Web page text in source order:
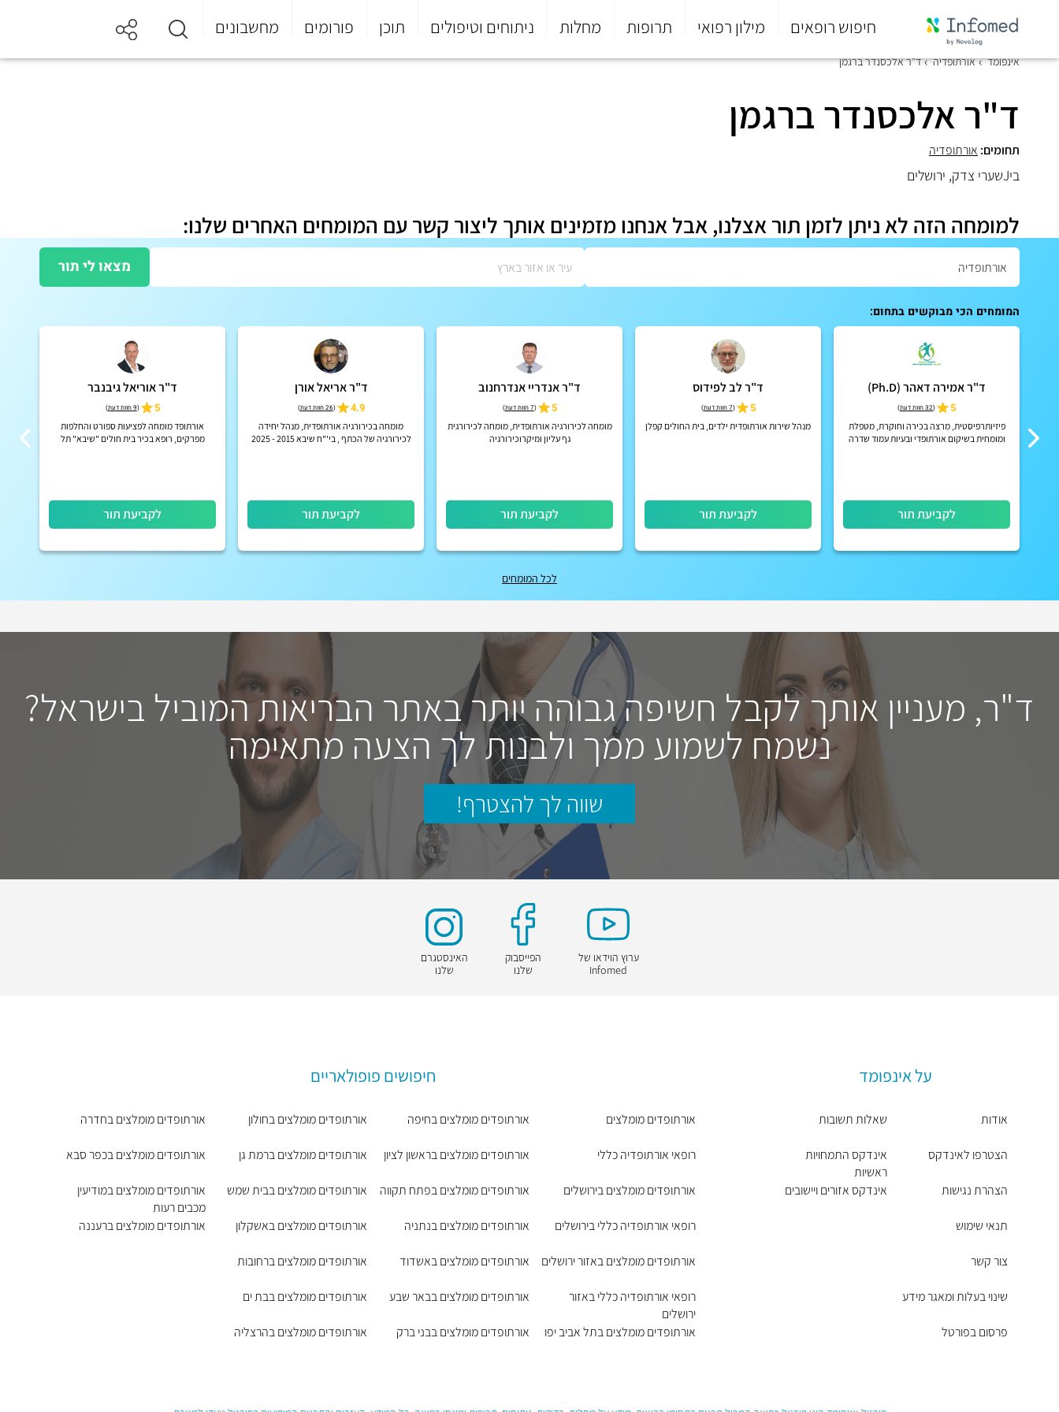
חיפוש רופאים מילון רפואי תרופות מחלות ניתוחים וטיפולים תוכן פורומים מחשבונים
סוף
אינפומד אורתופדיה ד"ר אלכסנדר ברגמן
ד"ר אלכסנדר ברגמן
תחומים: אורתופדיה
ביJשערי צדק, ירושלים
למומחה הזה לא ניתן לזמן תור אצלנו, אבל אנחנו מזמינים אותך ליצור קשר עם המומחים האחרים שלנו:
מצאו לי תור
המומחים הכי מבוקשים בתחום:
ד"ר אמירה דאהר (Ph.D)
5
(32 חוות דעת )
פיזיותרפיסטית, מרצה בכירה וחוקרת, מטפלת
ומומחית בשיקום אורתופדי ובעיות עמוד שדרה
לקביעת תור
ד"ר לב לפידוס
5
(7 חוות דעת )
מנהל שירות אורתופדית ילדים, בית החולים קפלן
לקביעת תור
ד"ר אנדריי אנדרחנוב
5
(7 חוות דעת )
מומחה לכירורגיה אורתופדית, מומחה לכירורגית
גף עליון ומיקרוכירורגיה
לקביעת תור
ד"ר אריאל אורן
4.9
(26 חוות דעת )
מומחה בכירורגיה אורתופדית, מנהל יחידה
לכירורגיה של הכתף , בי'"ח שיבא 2015 - 2025
לקביעת תור
ד"ר אוריאל גיבנבר
5
(9 חוות דעת )
אורתופד מומחה לפציעות ספורט והחלפות
מפרקים, רופא בכיר בית חולים "שיבא" תל
לקביעת תור
לכל המומחים
ד"ר, מעניין אותך לקבל חשיפה גבוהה יותר באתר הבריאות המוביל בישראל?
נשמח לשמוע ממך ולבנות לך הצעה מתאימה
שווה לך להצטרף!
ערוץ הוידאו של
Infomed
הפייסבוק
שלנו
האינסטגרם
שלנו
על אינפומד
אודות
הצטרפו לאינדקס
הצהרת נגישות
תנאי שימוש
צור קשר
שינוי בעלות ומאגר מידע
פרסום בפורטל
שאלות תשובות
אינדקס התמחויות
ראשיות
אינדקס אזורים ויישובים
חיפושים פופולאריים
אורתופדים מומלצים
רופאי אורתופדיה כללי
אורתופדים מומלצים בירושלים
רופאי אורתופדיה כללי בירושלים
אורתופדים מומלצים באזור ירושלים
רופאי אורתופדיה כללי באזור
ירושלים
אורתופדים מומלצים בתל אביב יפו
אורתופדים מומלצים בחיפה
אורתופדים מומלצים בראשון לציון
אורתופדים מומלצים בפתח תקווה
אורתופדים מומלצים בנתניה
אורתופדים מומלצים באשדוד
אורתופדים מומלצים בבאר שבע
אורתופדים מומלצים בבני ברק
אורתופדים מומלצים בחולון
אורתופדים מומלצים ברמת גן
אורתופדים מומלצים בבית שמש
אורתופדים מומלצים באשקלון
אורתופדים מומלצים ברחובות
אורתופדים מומלצים בבת ים
אורתופדים מומלצים בהרצליה
אורתופדים מומלצים בחדרה
אורתופדים מומלצים בכפר סבא
אורתופדים מומלצים במודיעין
מכבים רעות
אורתופדים מומלצים ברעננה